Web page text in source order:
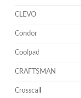
CLEVO
Condor
Coolpad
CRAFTSMAN
Crosscall